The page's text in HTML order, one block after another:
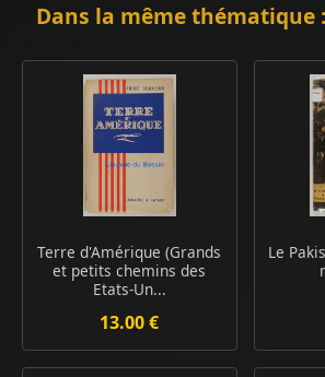
Dans la même thématique
Terre d'Amérique (Grands
et petits chemins des
Etats-Un...
13.00 €
Le